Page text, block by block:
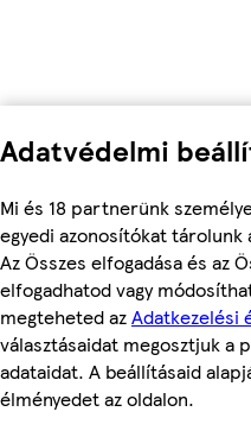
Adatvédelmi
Mi és 18 partnerünk
egyedi azonosítókat tárolunk
Az Összes elfogadása és az
elfogadhatod vagy
megteheted azAdatkezelési
választásaidat megosztjuk a
adataidat. A beállításaid
élményedet az oldalon.